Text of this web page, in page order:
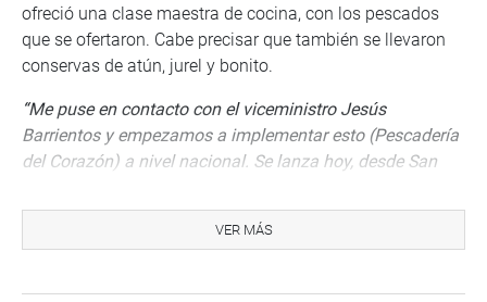
ofreció una clase maestra de cocina, con los pescados
que se ofertaron. Cabe precisar que también se llevaron
conservas de atún, jurel y bonito.
“Me puse en contacto con el viceministro Jesús
Barrientos y empezamos a implementar esto (Pescadería
del Corazón) a nivel nacional. Se lanza hoy, desde San
ejemplo de estar en el lugar donde el pueblo necesita y
este programa no es de regalo, sino que abarata costos al
VER MÁS